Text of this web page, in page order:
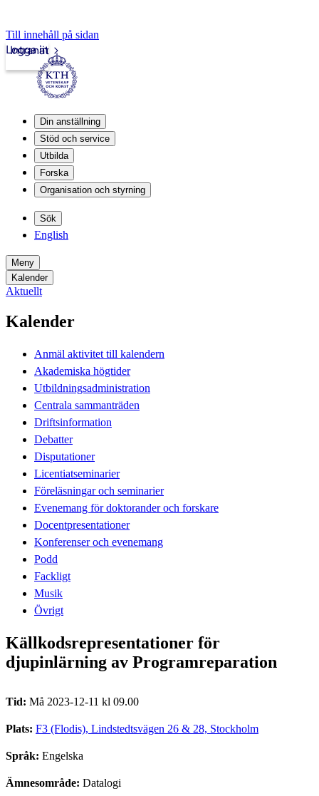
Till innehåll på sidan
Intranät
Logga in
Din anställning
Stöd och service
Utbilda
Forska
Organisation och styrning
Sök
English
Meny
Kalender
Aktuellt
Kalender
Anmäl aktivitet till kalendern
Akademiska högtider
Utbildningsadministration
Centrala sammanträden
Driftsinformation
Debatter
Disputationer
Licentiatseminarier
Föreläsningar och seminarier
Evenemang för doktorander och forskare
Docentpresentationer
Konferenser och evenemang
Podd
Fackligt
Musik
Övrigt
Källkodsrepresentationer för
djupinlärning av Programreparation
Tid: Må 2023-12-11 kl 09.00
Plats: F3 (Flodis), Lindstedtsvägen 26 & 28, Stockholm
Språk: Engelska
Ämnesområde: Datalogi